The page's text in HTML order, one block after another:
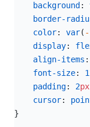
    background
:
border-
    color
: var(
    display
:
    align-items
:
    font-size
:
    padding
: 2px
    cursor
:
}